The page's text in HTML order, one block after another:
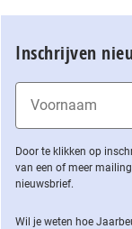
Inschrijven
Door te klikken op
van een of meer
nieuwsbrief.
Wil je weten hoe